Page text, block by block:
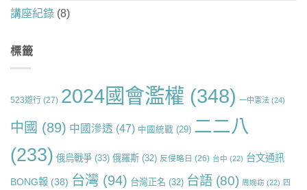
講座紀錄 (8)
標籤
523遊行 (27) 2024國會濫權 (348) 一中憲法 (24)
中國 (89) 中國滲透 (47) 中國統戰 (29) 二二八
(233) 俄烏戰爭 (33) 俄羅斯 (32) 反侵略日 (26) 台中 (22) 台文通訊
BONG報 (38) 台灣 (94) 台灣正名 (32) 台語 (80) 周婉窈 (22) 四